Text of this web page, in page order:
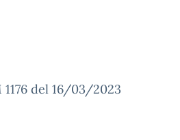
del 16/03/2023